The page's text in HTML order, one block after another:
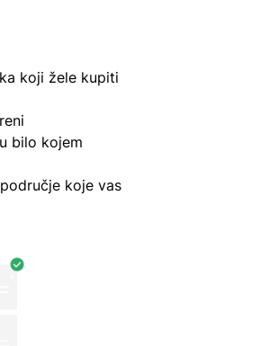
koji žele kupiti
bilo kojem
koje vas